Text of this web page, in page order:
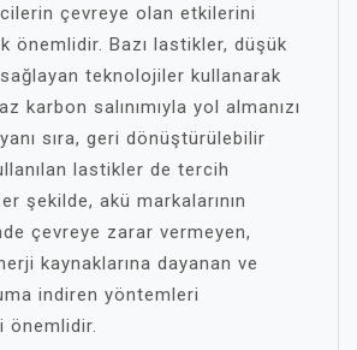
çevreye olan etkilerini
önemlidir. Bazı lastikler, düşük
teknolojiler kullanarak
karbon salınımıyla yol almanızı
sıra, geri dönüştürülebilir
lastikler de tercih
şekilde, akü markalarının
çevreye zarar vermeyen,
kaynaklarına dayanan ve
indiren yöntemleri
önemlidir.